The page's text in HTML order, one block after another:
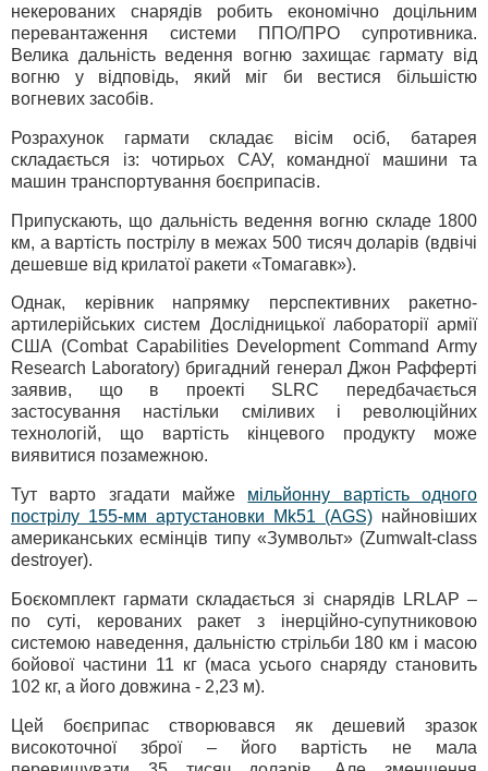
некерованих снарядів робить економічно доцільним
перевантаження системи ППО/ПРО супротивника.
Велика дальність ведення вогню захищає гармату від
вогню у відповідь, який міг би вестися більшістю
вогневих засобів.
Розрахунок гармати складає вісім осіб, батарея
складається із: чотирьох САУ, командної машини та
машин транспортування боєприпасів.
Припускають, що дальність ведення вогню складе 1800
км, а вартість пострілу в межах 500 тисяч доларів (вдвічі
дешевше від крилатої ракети «Томагавк»).
Однак, керівник напрямку перспективних ракетно-
артилерійських систем Дослідницької лабораторії армії
США (Combat Capabilities Development Command Army
Research Laboratory) бригадний генерал Джон Рафферті
заявив, що в проекті SLRC передбачається
застосування настільки сміливих і революційних
технологій, що вартість кінцевого продукту може
виявитися позамежною.
Тут варто згадати майже мільйонну вартість одного
пострілу 155-мм артустановки Mk51 (AGS) найновіших
американських есмінців типу «Зумвольт» (Zumwalt-class
destroyer).
Боєкомплект гармати складається зі снарядів LRLAP –
по суті, керованих ракет з інерційно-супутниковою
системою наведення, дальністю стрільби 180 км і масою
бойової частини 11 кг (маса усього снаряду становить
102 кг, а його довжина - 2,23 м).
Цей боєприпас створювався як дешевий зразок
високоточної зброї – його вартість не мала